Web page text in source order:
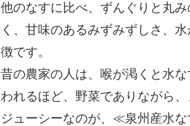
他のなすに比べ、ずんぐりと丸
く、甘味のあるみずみずしさ、
徴です。
昔の農家の人は、喉が渇くと水
われるほど、野菜でありながら
ジューシーなのが、≪泉州産水な